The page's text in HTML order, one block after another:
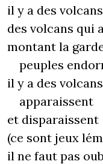
il y a des
des volcans qui
montant la
peuples
il y a des
apparaissent
et disparaissent
(ce sont jeux
il ne faut pas